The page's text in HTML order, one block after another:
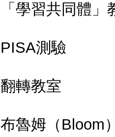
「學習共同體」
PISA測驗
翻轉教室
布魯姆（Bloom